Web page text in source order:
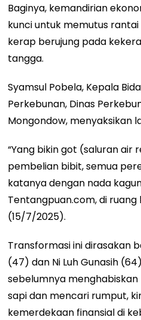
Baginya, kemandirian
kunci untuk memutus
kerap berujung pada
tangga.
Syamsul Pobela, Kepala
Perkebunan, Dinas
Mongondow, menyaksikan
“Yang bikin got (saluran air
pembelian bibit, semua
katanya dengan nada
Tentangpuan.com, di ruang
(15/7/2025).
Transformasi ini dirasakan
(47) dan Ni Luh Gunasih
sebelumnya
sapi dan mencari rumput,
kemerdekaan finansial di